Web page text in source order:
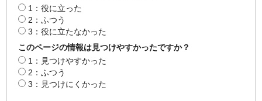
1：役に立った
2：ふつう
3：役に立たなかった
このページの情報は見つけやすかったですか？
1：見つけやすかった
2：ふつう
3：見つけにくかった